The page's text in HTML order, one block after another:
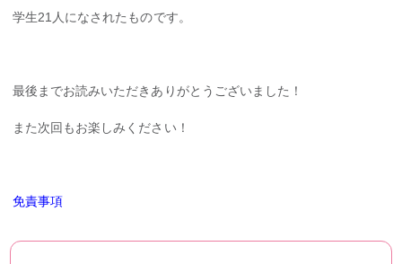
学生21人になされたものです。
最後までお読みいただきありがとうございました！
また次回もお楽しみください！
免責事項